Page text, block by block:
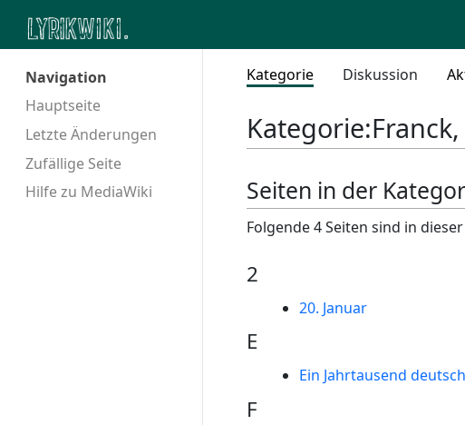
Navigation
Hauptseite
Letzte Änderungen
Zufällige Seite
Hilfe zu MediaWiki
Kategorie Diskussion
Kategorie:
Seiten in der
Folgende 4 Seiten sind in
2
20. Januar
E
Ein Jahrtausend
F